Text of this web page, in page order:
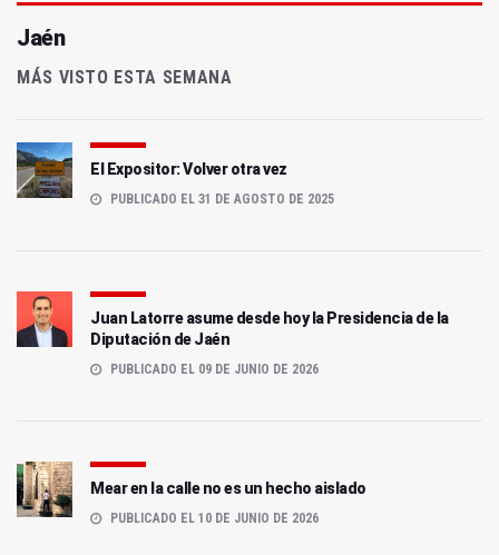
Jaén
MÁS VISTO ESTA SEMANA
El Expositor: Volver otra vez
PUBLICADO EL 31 DE AGOSTO DE 2025
Juan Latorre asume desde hoy la Presidencia de la
Diputación de Jaén
PUBLICADO EL 09 DE JUNIO DE 2026
Mear en la calle no es un hecho aislado
PUBLICADO EL 10 DE JUNIO DE 2026